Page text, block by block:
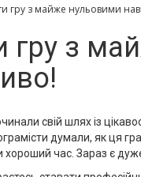
гру з майже нульовими
гру з
свій шлях із
думали, як ця
хороший час. Зараз є